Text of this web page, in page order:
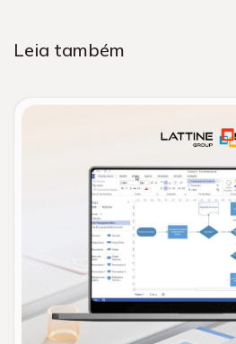
Leia também